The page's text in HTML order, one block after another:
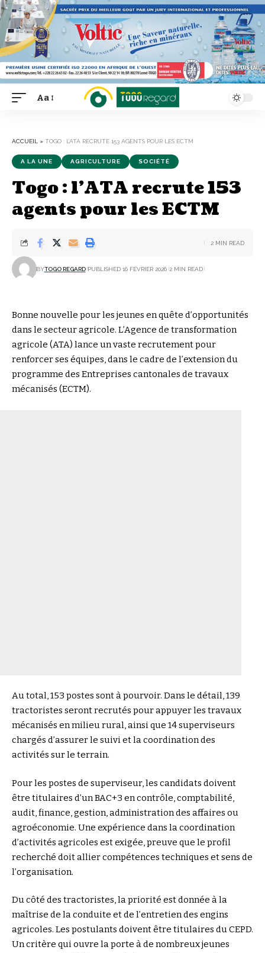
Font
Aa
ACCUEIL » TOGO : L’ATA RECRUTE 153 AGENTS POUR LES ECTM
A LA UNE AGRICULTURE SOCIÉTÉ
Togo : l’ATA recrute 153
agents pour les ECTM
BYTOGO REGARD PUBLISHED 16 FÉVRIER 2026 2 MIN READ
2 MIN READ
Bonne nouvelle pour les jeunes en quête d’opportunités
dans le secteur agricole. L’Agence de transformation
agricole (ATA) lance un vaste recrutement pour
renforcer ses équipes, dans le cadre de l’extension du
programme des Entreprises cantonales de travaux
mécanisés (ECTM).
Au total, 153 postes sont à pourvoir. Dans le détail, 139
tractoristes seront recrutés pour appuyer les travaux
mécanisés en milieu rural, ainsi que 14 superviseurs
chargés d’assurer le suivi et la coordination des
activités sur le terrain.
Pour les postes de superviseur, les candidats doivent
être titulaires d’un BAC+3 en contrôle, comptabilité,
audit, finance, gestion, administration des affaires ou
agroéconomie. Une expérience dans la coordination
d’activités agricoles est exigée, preuve que le profil
recherché doit allier compétences techniques et sens de
l’organisation.
Du côté des tractoristes, la priorité est donnée à la
maîtrise de la conduite et de l’entretien des engins
agricoles. Les postulants doivent être titulaires du CEPD.
Un critère qui ouvre la porte à de nombreux jeunes